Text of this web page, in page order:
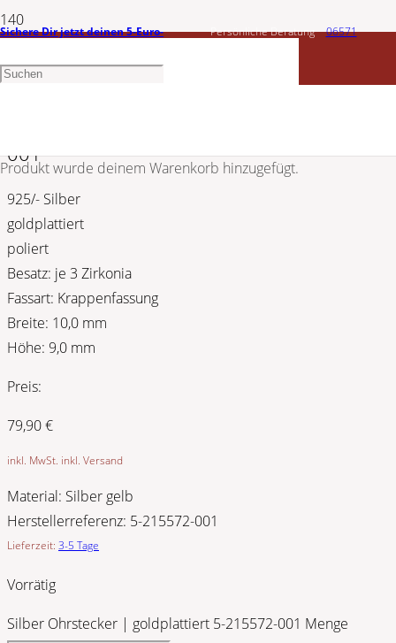
Sichere Dir jetzt deinen 5-Euro-
Gutschein
Persönliche Beratung 06571
Produktwurde deinem Warenkorb hinzugefügt.
001
925/- Silber
goldplattiert
poliert
Besatz: je 3 Zirkonia
Fassart: Krappenfassung
Breite: 10,0 mm
Höhe: 9,0 mm
Preis:
79,90€
inkl. MwSt. inkl. Versand
Material: Silber gelb
Herstellerreferenz: 5-215572-001
Lieferzeit: 3-5 Tage
Vorrätig
Silber Ohrstecker | goldplattiert 5-215572-001 Menge